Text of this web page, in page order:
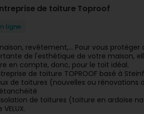
de toiture Toproof
ligne
revêtement,… Pour vous
de l'esthétique de votre maison,
en compte, donc, pour le toit idéal.
de toiture TOPROOF basé à
de toitures (nouvelles ou
de toitures (toiture en ardoise